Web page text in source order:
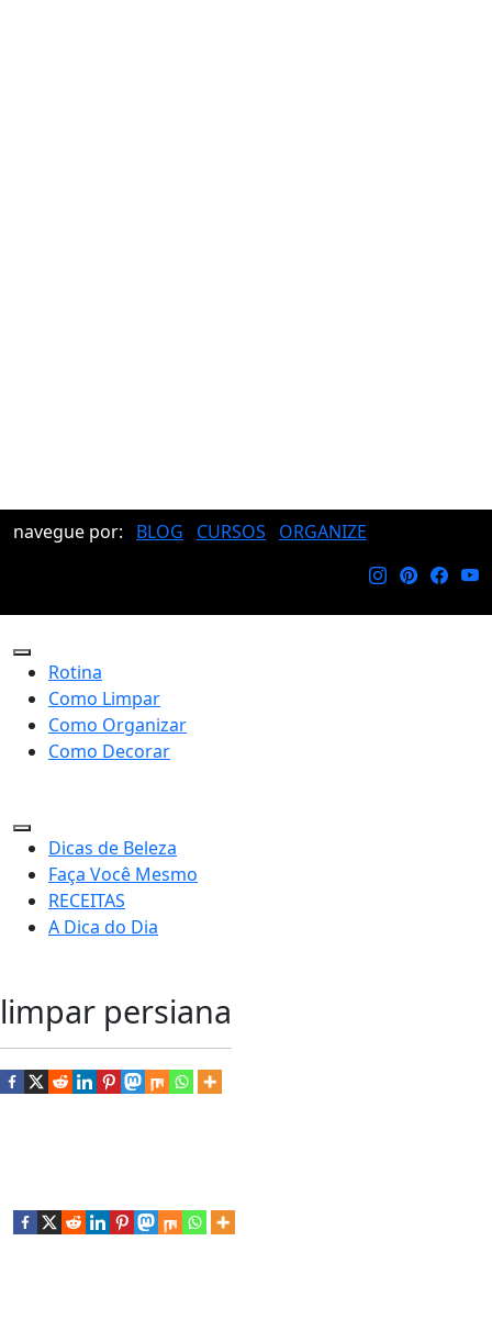
navegue por: BLOG CURSOS ORGANIZE
Rotina
Como Limpar
Como Organizar
Como Decorar
Dicas de Beleza
Faça Você Mesmo
RECEITAS
A Dica do Dia
limpar persiana